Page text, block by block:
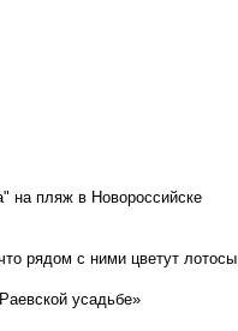
на пляж в Новороссийске
рядом с ними цветут лотосы
усадьбе»